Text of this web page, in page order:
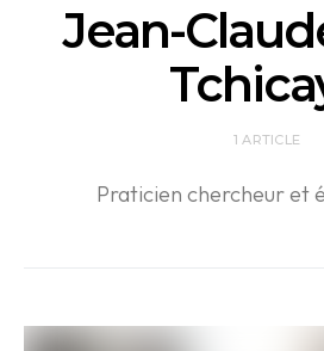
Jean-
1 ARTICLE
Praticien chercheur et